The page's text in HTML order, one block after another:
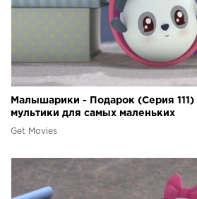
Малышарики - Подарок (Серия
мультики для самых маленьких
Get Movies